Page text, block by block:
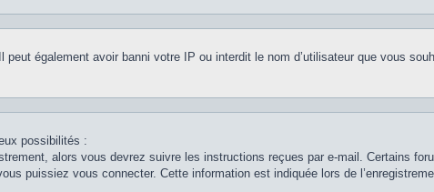
également avoir banni votre IP ou interdit le nom d’utilisateur que vous
possibilités :
alors vous devrez suivre les instructions reçues par e-mail. Certains
puissiez vous connecter. Cette information est indiquée lors de